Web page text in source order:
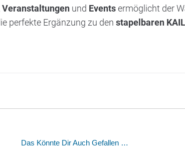
Veranstaltungen und Eventsermöglicht der
perfekte Ergänzung zu den stapelbaren
Das Könnte Dir Auch Gefallen …